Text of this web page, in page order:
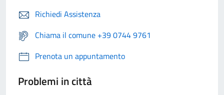
Richiedi Assistenza
Chiama il comune +39 0744 9761
Prenota un appuntamento
Problemi in città